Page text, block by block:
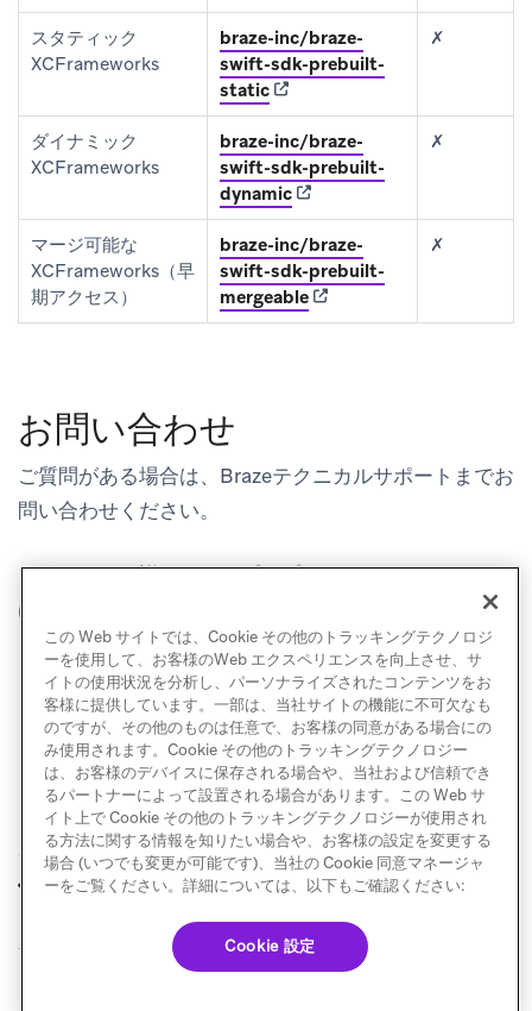
スタティック
XCFrameworks
braze-inc/braze-
swift-sdk-prebuilt-
static(opens in new tab)
✗
ダイナミック
XCFrameworks
braze-inc/braze-
swift-sdk-prebuilt-
dynamic(opens in new tab)
✗
マージ可能な
XCFrameworks（早
期アクセス）
braze-inc/braze-
swift-sdk-prebuilt-
mergeable(opens in new tab)
✗
お問い合わせ
ご質問がある場合は、Brazeテクニカルサポートまでお
問い合わせください。
リポジトリの詳細とサンプルプロジェクトについて
は、
https://github.com/braze-inc/braze-swift-sdk
を参照してください。
前へAndroid SDK 次へ JavaScript SDK
© Braze. All Rights Reserved Privacy Policy
この Web サイトでは、Cookie その他のトラッキングテクノロジ
ーを使用して、お客様のWeb エクスペリエンスを向上させ、サ
イトの使用状況を分析し、パーソナライズされたコンテンツをお
客様に提供しています。一部は、当社サイトの機能に不可欠なも
のですが、その他のものは任意で、お客様の同意がある場合にの
み使用されます。Cookie その他のトラッキングテクノロジー
は、お客様のデバイスに保存される場合や、当社および信頼でき
るパートナーによって設置される場合があります。この Web サ
イト上で Cookie その他のトラッキングテクノロジーが使用され
る方法に関する情報を知りたい場合や、お客様の設定を変更する
場合 (いつでも変更が可能です)、当社の Cookie 同意マネージャ
ーをご覧ください。詳細については、以下もご確認ください:
Cookie 設定